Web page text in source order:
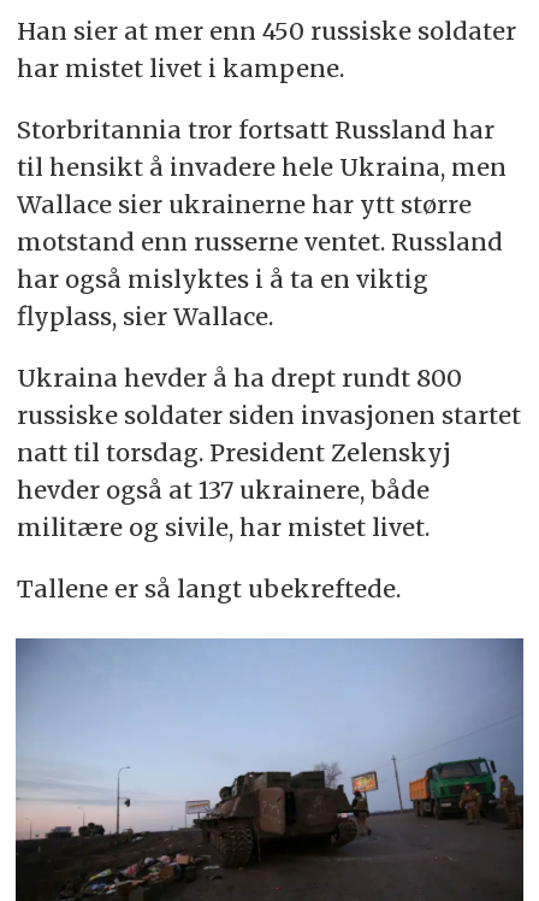
Han sier at mer enn 450 russiske soldater
har mistet livet i kampene.
Storbritannia tror fortsatt Russland har
til hensikt å invadere hele Ukraina, men
Wallace sier ukrainerne har ytt større
motstand enn russerne ventet. Russland
har også mislyktes i å ta en viktig
flyplass, sier Wallace.
Ukraina hevder å ha drept rundt 800
russiske soldater siden invasjonen startet
natt til torsdag. President Zelenskyj
hevder også at 137ukrainere, både
militære og sivile, har mistet livet.
Tallene er så langt ubekreftede.